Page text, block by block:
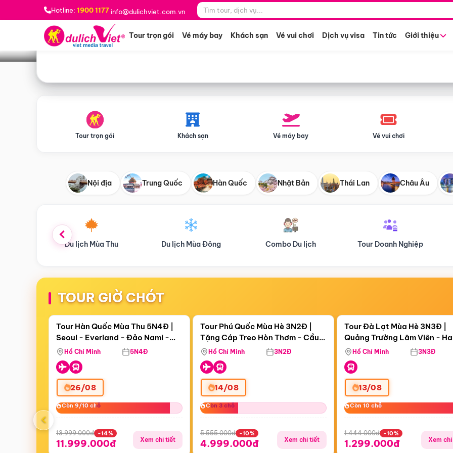
Hotline: 1900 1177 info@dulichviet.com.vn
Tour trọn gói Vé máy bay Khách sạn Vé vui chơi Dịch vụ visa Tin tức Giới thiệu
Bạn muốn đi đâu? *
Tour trọn gói Khách sạn Vé máy bay Vé vui chơi
Nội địa Trung Quốc Hàn Quốc Nhật Bản Thái Lan Châu Âu
Du lịch Mùa Đông Combo Du lịch Tour Doanh Nghiệp Du lịch Hành Hương
TOUR GIỜ CHÓT
Còn17 ngày 17:18:40
Bay Sun Phuquoc Airways
Điểm nổi bật
Tour Hàn Quốc Mùa Thu 5N4Đ |
Seoul - Everland - Đảo Nami -
Tháp Namsan (Bay Sun Phuquoc
Airways)
Hồ Chí Minh 5N4Đ
26/08
Còn 9/10 chỗ
Còn 9/10 chỗ
13.999.000đ -14%
11.999.000đ Xem chi tiết
Còn05 ngày 17:18:40
Tặng Cáp Treo Hòn Thơm
Tour Phú Quốc Mùa Hè 3N2Đ |
Tặng Cáp Treo Hòn Thơm - Cầu
Hôn - Công Viên Nước Aquatopia
Hồ Chí Minh 3N2Đ
14/08
Còn 3 chỗ
Còn 3 chỗ
5.555.000đ -10%
4.999.000đ Xem chi tiết
Còn04 ngày 17:18:40
Tour Đà Lạt Mùa Hè 3N3Đ |
Quảng Trường Lâm Viên -
Hill - Puppy Farm
Hồ Chí Minh 3N3Đ
13/08
Còn 10 chỗ
Còn 10 chỗ
1.444.000đ -10%
1.299.000đ Xem
‹